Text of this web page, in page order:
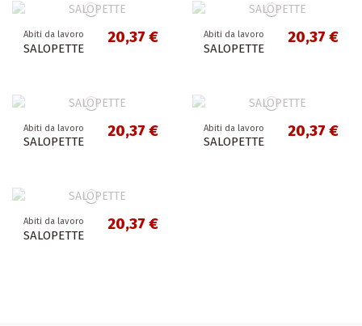
Abiti da lavoro
SALOPETTE
20,37 € Abiti da lavoro
SALOPETTE
20,37 €
Abiti da lavoro
SALOPETTE
20,37 € Abiti da lavoro
SALOPETTE
20,37 €
Abiti da lavoro
SALOPETTE
20,37 €